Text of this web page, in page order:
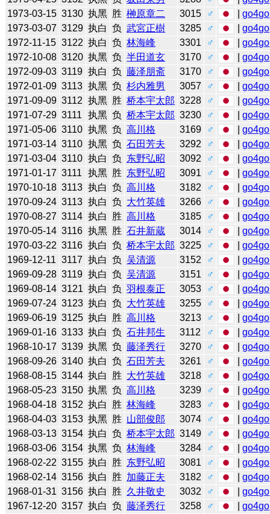
1973-03-15 3130 执黑 胜 榊原章二 3015 ♂ |go4go
1973-03-07 3129 执白 负 武宮正樹 3285 ♂ |go4go
1972-11-15 3122 执白 负 林海峰 3301 ♂ |go4go
1972-10-08 3120 执黑 负 半田道玄 3170 ♂ |go4go
1972-09-03 3119 执白 负 藤泽朋斋 3170 ♂ |go4go
1972-01-09 3113 执黑 负 杉内雅男 3057 ♂ |go4go
1971-09-09 3112 执黑 胜 桥本宇太郎 3228 ♂ |go4go
1971-07-29 3111 执黑 负 桥本宇太郎 3230 ♂ |go4go
1971-05-06 3110 执黑 负 高川格 3169 ♂ |go4go
1971-03-14 3110 执黑 负 石田芳夫 3292 ♂ |go4go
1971-03-04 3110 执白 负 东野弘昭 3092 ♂ |go4go
1971-01-17 3111 执黑 胜 东野弘昭 3091 ♂ |go4go
1970-10-18 3113 执白 负 高川格 3182 ♂ |go4go
1970-09-24 3113 执白 负 大竹英雄 3266 ♂ |go4go
1970-08-27 3114 执白 胜 高川格 3185 ♂ |go4go
1970-05-14 3116 执黑 胜 石井新蔵 3014 ♂ |go4go
1970-03-22 3116 执白 负 桥本宇太郎 3225 ♂ |go4go
1969-12-11 3117 执白 负 吴清源 3152 ♂ |go4go
1969-09-28 3119 执白 负 吴清源 3151 ♂ |go4go
1969-08-14 3121 执白 负 羽根泰正 3053 ♂ |go4go
1969-07-24 3123 执白 负 大竹英雄 3255 ♂ |go4go
1969-06-19 3125 执白 胜 高川格 3213 ♂ |go4go
1969-01-16 3133 执白 负 石井邦生 3112 ♂ |go4go
1968-10-17 3139 执黑 负 藤泽秀行 3270 ♂ |go4go
1968-09-26 3140 执白 负 石田芳夫 3261 ♂ |go4go
1968-08-15 3144 执白 胜 大竹英雄 3218 ♂ |go4go
1968-05-23 3150 执黑 负 高川格 3239 ♂ |go4go
1968-04-18 3152 执白 胜 林海峰 3283 ♂ |go4go
1968-04-03 3153 执黑 胜 山部俊郎 3074 ♂ |go4go
1968-03-13 3154 执白 负 桥本宇太郎 3149 ♂ |go4go
1968-03-06 3154 执黑 负 林海峰 3284 ♂ |go4go
1968-02-22 3155 执白 胜 东野弘昭 3081 ♂ |go4go
1968-02-14 3156 执白 胜 加藤正夫 3182 ♂ |go4go
1968-01-31 3156 执白 胜 久井敬史 3032 ♂ |go4go
1967-12-20 3157 执白 负 藤泽秀行 3258 ♂ |go4go